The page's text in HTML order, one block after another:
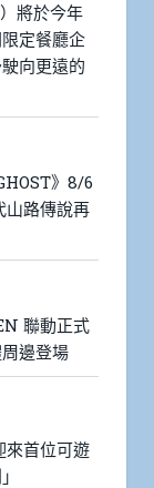
將於今年
定餐廳企
向更遠的
》8/6
山路傳說再
聯動正式
邊登場
來首位可遊